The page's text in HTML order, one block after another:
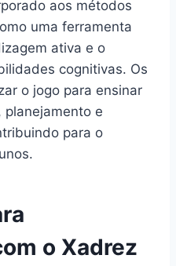
aos métodos
uma ferramenta
ativa e o
cognitivas. Os
o jogo para ensinar
e
para o
o Xadrez